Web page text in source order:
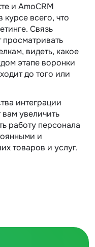
и AmoCRM
курсе всего, что
Связь
просматривать
видеть, какое
этапе воронки
до того или
интеграции
вам увеличить
работу персонала
и
товаров и услуг.